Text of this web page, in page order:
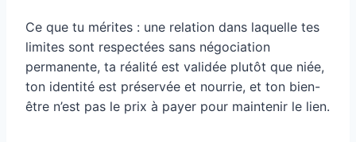
Ce que tu mérites : une relation dans laquelle tes
limites sont respectées sans négociation
permanente, ta réalité est validée plutôt que niée,
ton identité est préservée et nourrie, et ton bien-
être n’est pas le prix à payer pour maintenir le lien.